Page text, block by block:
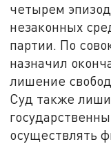
четырем
незаконных
партии. По
назначил
лишение
Суд также
осуществлять